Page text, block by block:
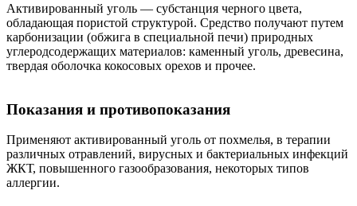
Активированный уголь — субстанция черного цвета,
обладающая пористой структурой. Средство получают путем
карбонизации (обжига в специальной печи) природных
углеродсодержащих материалов: каменный уголь, древесина,
твердая оболочка кокосовых орехов и прочее.
Показания и противопоказания
Применяют активированный уголь от похмелья, в терапии
различных отравлений, вирусных и бактериальных инфекций
ЖКТ, повышенного газообразования, некоторых типов
аллергии.